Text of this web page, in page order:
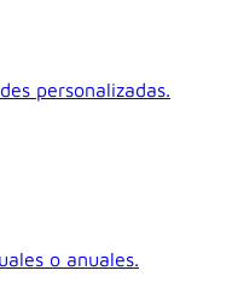
personalizadas.
o anuales.